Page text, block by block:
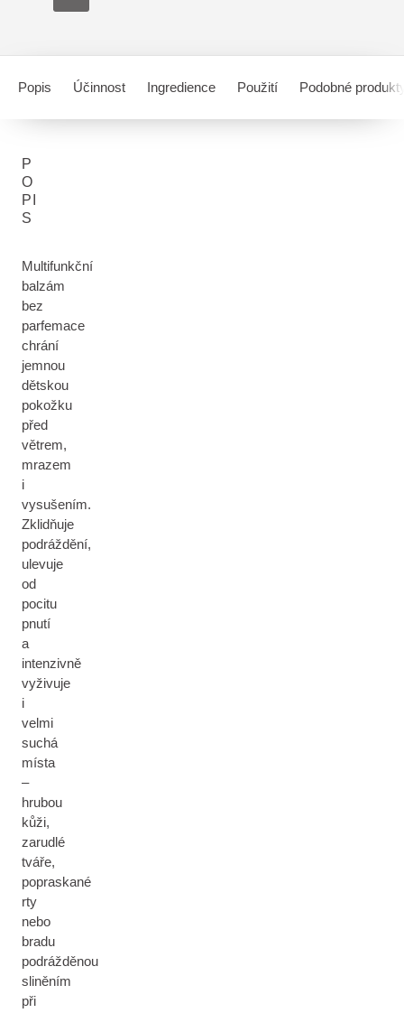
Popis Účinnost Ingredience Použití Podobné
P
O
PI
S
Multifunkční
balzám
bez
parfemace
chrání
jemnou
dětskou
pokožku
před
větrem,
mrazem
i
vysušením.
Zklidňuje
podráždění,
ulevuje
od
pocitu
pnutí
a
intenzivně
vyživuje
i
velmi
suchá
místa
–
hrubou
kůži,
zarudlé
tváře,
popraskané
rty
nebo
bradu
podrážděnou
sliněním
při